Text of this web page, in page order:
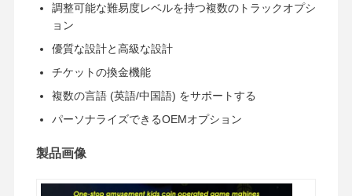
子供のゲーム機
ショッターアークードマシン
切符の買戻しのゲーム・マシン
爪のゲーム・マシン
調整可能な難易度レベルを持つ複数のトラックオプシ
ョン
優質な設計と高級な設計
チケットの換金機能
複数の言語 (英語/中国語) をサポートする
パーソナライズできるOEMオプション
製品画像